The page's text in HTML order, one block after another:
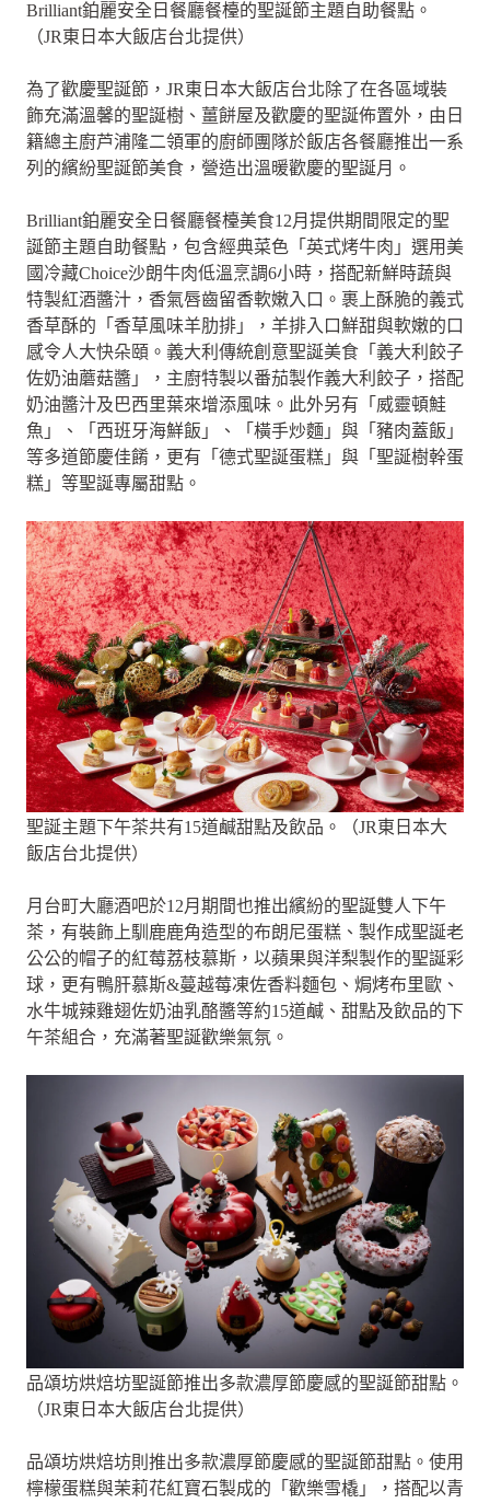
Brilliant鉑麗安全日餐廳餐檯的聖誕節主題自助餐點。
（JR東日本大飯店台北提供）
為了歡慶聖誕節，JR東日本大飯店台北除了在各區域裝
飾充滿溫馨的聖誕樹、薑餅屋及歡慶的聖誕佈置外，由日
籍總主廚芦浦隆二領軍的廚師團隊於飯店各餐廳推出一系
列的繽紛聖誕節美食，營造出溫暖歡慶的聖誕月。
Brilliant鉑麗安全日餐廳餐檯美食12月提供期間限定的聖
誕節主題自助餐點，包含經典菜色「英式烤牛肉」選用美
國冷藏Choice沙朗牛肉低溫烹調6小時，搭配新鮮時蔬與
特製紅酒醬汁，香氣唇齒留香軟嫩入口。裹上酥脆的義式
香草酥的「香草風味羊肋排」，羊排入口鮮甜與軟嫩的口
感令人大快朵頤。義大利傳統創意聖誕美食「義大利餃子
佐奶油蘑菇醬」，主廚特製以番茄製作義大利餃子，搭配
奶油醬汁及巴西里葉來增添風味。此外另有「威靈頓鮭
魚」、「西班牙海鮮飯」、「橫手炒麵」與「豬肉蓋飯」
等多道節慶佳餚，更有「德式聖誕蛋糕」與「聖誕樹幹蛋
糕」等聖誕專屬甜點。
聖誕主題下午茶共有15道鹹甜點及飲品。（JR東日本大
飯店台北提供）
月台町大廳酒吧於12月期間也推出繽紛的聖誕雙人下午
茶，有裝飾上馴鹿鹿角造型的布朗尼蛋糕、製作成聖誕老
公公的帽子的紅莓荔枝慕斯，以蘋果與洋梨製作的聖誕彩
球，更有鴨肝慕斯&蔓越莓凍佐香料麵包、焗烤布里歐、
水牛城辣雞翅佐奶油乳酪醬等約15道鹹、甜點及飲品的下
午茶組合，充滿著聖誕歡樂氣氛。
品頌坊烘焙坊聖誕節推出多款濃厚節慶感的聖誕節甜點。
（JR東日本大飯店台北提供）
品頌坊烘焙坊則推出多款濃厚節慶感的聖誕節甜點。使用
檸檬蛋糕與茉莉花紅寶石製成的「歡樂雪橇」，搭配以青